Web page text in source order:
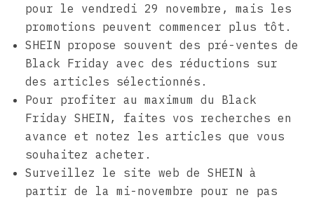
pour le vendredi 29 novembre, mais les
promotions peuvent commencer plus tôt.
SHEIN propose souvent des pré-ventes de
Black Friday avec des réductions sur
des articles sélectionnés.
Pour profiter au maximum du Black
Friday SHEIN, faites vos recherches en
avance et notez les articles que vous
souhaitez acheter.
Surveillez le site web de SHEIN à
partir de la mi-novembre pour ne pas